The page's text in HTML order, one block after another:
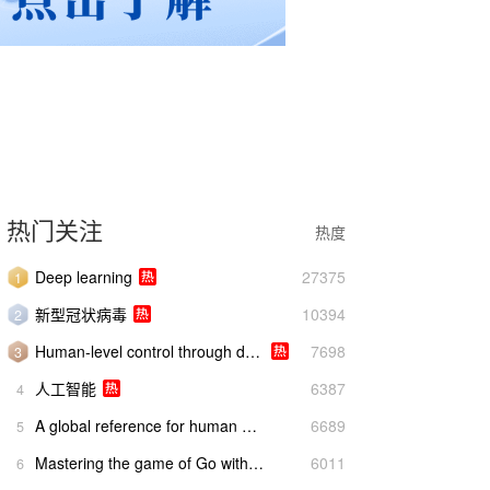
热门关注 热度
1
>
Deep learning 27375
2
>
新型冠状病毒 10394
3
>
Human-level control through deep reinforcement learning 7698
4
>
人工智能 6387
5
>
A global reference for human genetic variation 6689
6
>
Mastering the game of Go with deep neural networks and tree search
6011